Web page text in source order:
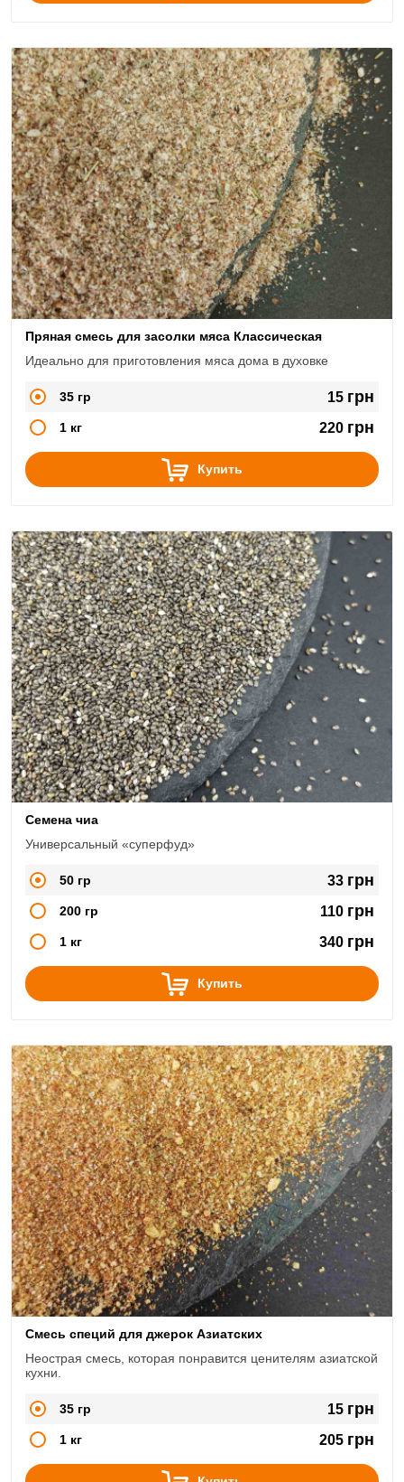
Пряная смесь для засолки мяса Классическая
Идеально для приготовления мяса дома в духовке
35 гр 15 грн
1 кг 220 грн
Купить
Семена чиа
Универсальный «суперфуд»
50 гр 33 грн
200 гр 110 грн
1 кг 340 грн
Купить
Смесь специй для джерок Азиатских
Неострая смесь, которая понравится ценителям азиатской
кухни.
35 гр 15 грн
1 кг 205 грн